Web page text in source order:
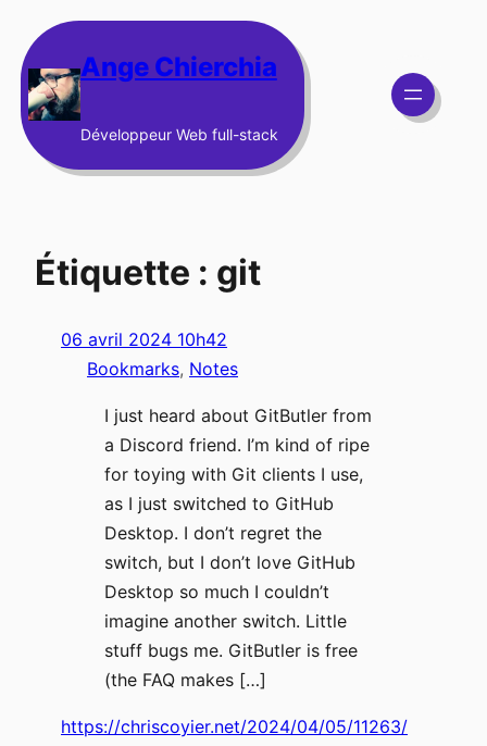
au
contenu Ange Chierchia
Développeur Web full-stack
Étiquette : git
06 avril 2024 10h42
Bookmarks, Notes
I just heard about GitButler from
a Discord friend. I’m kind of ripe
for toying with Git clients I use,
as I just switched to GitHub
Desktop. I don’t regret the
switch, but I don’t love GitHub
Desktop so much I couldn’t
imagine another switch. Little
stuff bugs me. GitButler is free
(the FAQ makes […]
https://chriscoyier.net/2024/04/05/11263/